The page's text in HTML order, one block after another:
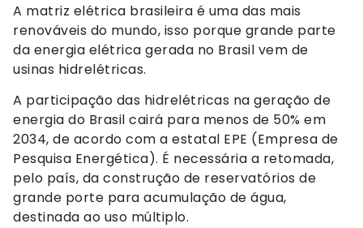
A matriz elétrica brasileira é uma das mais
renováveis do mundo, isso porque grande parte
da energia elétrica gerada no Brasil vem de
usinas hidrelétricas.
A participação das hidrelétricas na geração de
energia do Brasil cairá para menos de 50% em
2034, de acordo com a estatal EPE (Empresa de
Pesquisa Energética). É necessária a retomada,
pelo país, da construção de reservatórios de
grande porte para acumulação de água,
destinada ao uso múltiplo.